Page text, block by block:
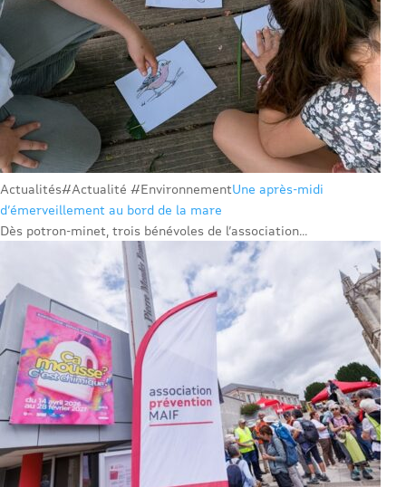
Actualités#Actualité #EnvironnementUne après-midi
d’émerveillement au bord de la mare
Dès potron-minet, trois bénévoles de l’association...